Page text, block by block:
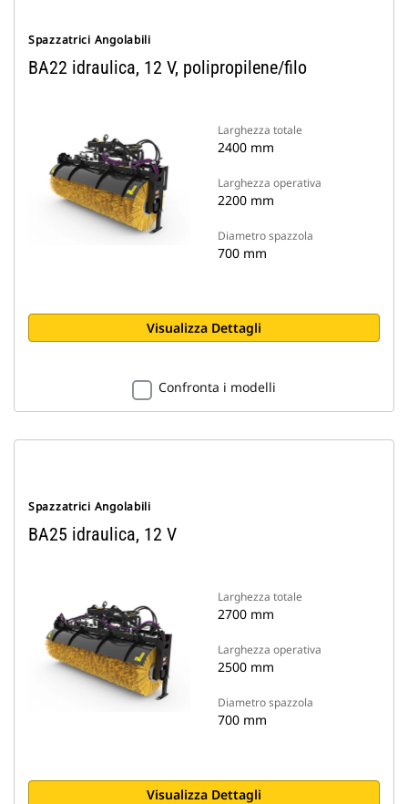
Spazzatrici Angolabili
BA22 idraulica, 12 V, polipropilene/filo
Larghezza totale
2400 mm
Larghezza operativa
2200 mm
Diametro spazzola
700 mm
Visualizza Dettagli
Confronta i modelli
Spazzatrici Angolabili
BA25 idraulica, 12 V
Larghezza totale
2700 mm
Larghezza operativa
2500 mm
Diametro spazzola
700 mm
Visualizza Dettagli